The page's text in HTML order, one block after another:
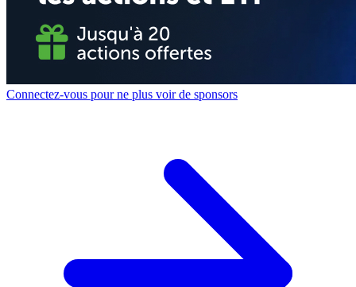
Connectez-vous pour ne plus voir de sponsors